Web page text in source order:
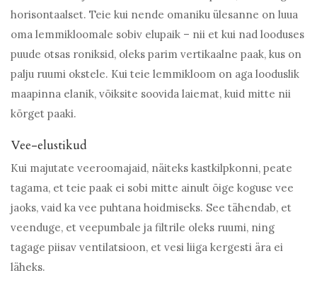
horisontaalset. Teie kui nende omaniku ülesanne on luua
oma lemmikloomale sobiv elupaik – nii et kui nad looduses
puude otsas roniksid, oleks parim vertikaalne paak, kus on
palju ruumi okstele. Kui teie lemmikloom on aga looduslik
maapinna elanik, võiksite soovida laiemat, kuid mitte nii
kõrget paaki.
Vee-elustikud
Kui majutate veeroomajaid, näiteks kastkilpkonni, peate
tagama, et teie paak ei sobi mitte ainult õige koguse vee
jaoks, vaid ka vee puhtana hoidmiseks. See tähendab, et
veenduge, et veepumbale ja filtrile oleks ruumi, ning
tagage piisav ventilatsioon, et vesi liiga kergesti ära ei
läheks.